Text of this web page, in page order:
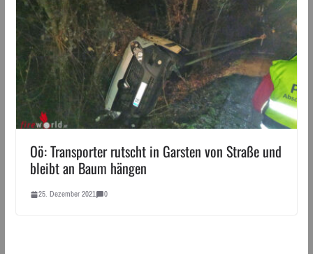
Oö: Transporter rutscht in Garsten von Straße und
bleibt an Baum hängen
25. Dezember 2021 0